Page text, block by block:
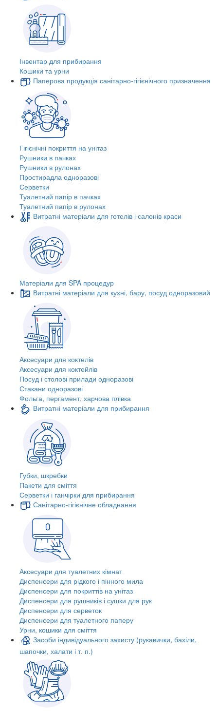
Інвентар для прибирання
Кошики та урни
Паперова продукція санітарно-гігієнічного призначення
Гігієнічні покриття на унітаз
Рушники в пачках
Рушники в рулонах
Простирадла одноразові
Серветки
Туалетний папір в пачках
Туалетний папір в рулонах
Витратні матеріали для готелів і салонів краси
Матеріали для SPA процедур
Витратні матеріали для кухні, бару, посуд одноразовий
Аксесуари для коктелів
Аксесуари для коктейлів
Посуд і столові прилади одноразові
Стакани одноразові
Фольга, пергамент, харчова плівка
Витратні матеріали для прибирання
Губки, шкребки
Пакети для сміття
Серветки і ганчірки для прибирання
Санітарно-гігієнічне обладнання
Аксесуари для туалетних кімнат
Диспенсери для рідкого і пінного мила
Диспенсери для покриттів на унітаз
Диспенсери для рушників і сушки для рук
Диспенсери для серветок
Диспенсери для туалетного паперу
Урни, кошики для сміття
Засоби індивідуального захисту (рукавички, бахіли,
шапочки, халати і т. п.)